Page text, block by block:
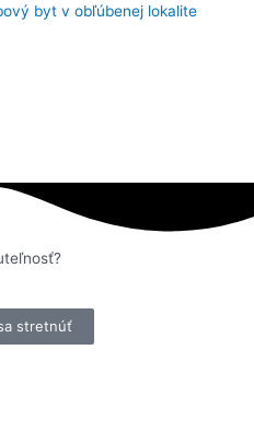
byt v obľúbenej lokalite
stretnúť